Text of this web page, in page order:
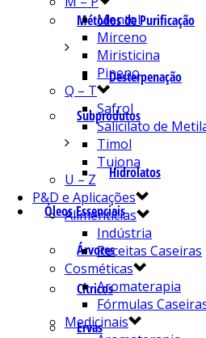
Métodos de Purificação
Desterpenação
Subprodutos
Hidrolatos
Óleos Essenciais
Árvores
Cítricos
Ervas
Mentol
Mirceno
Miristicina
Pineno
Q – T
Safrol
Salicilato de
Timol
Tujona
U – Z
P&D e Aplicações
Alimentícias
Indústria
Receitas Caseiras
Cosméticas
Aromaterapia
Fórmulas
Medicinais